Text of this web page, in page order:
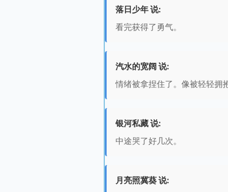
落日少年 说:
看完获得了勇气。
汽水的宽阔 说:
情绪被拿捏住了。像被轻轻拥
银河私藏 说:
中途哭了好几次。
月亮照冀葵 说: